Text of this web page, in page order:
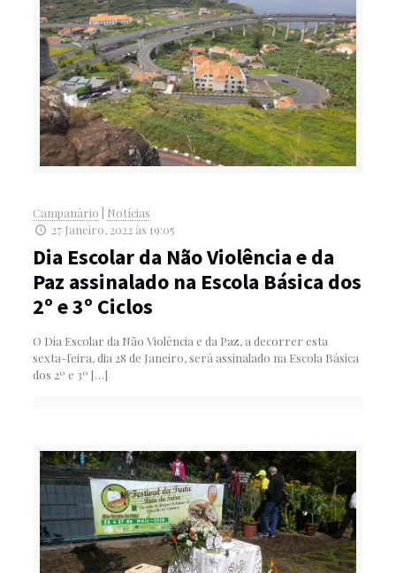
Campanário
Notícias
27 Janeiro, 2022 às 19:05
Dia Escolar da Não Violência e da
Paz assinalado na Escola Básica dos
2º e 3º Ciclos
O Dia Escolar da Não Violência e da Paz, a decorrer esta
sexta-feira, dia 28 de Janeiro, será assinalado na Escola Básica
dos 2º e 3º […]